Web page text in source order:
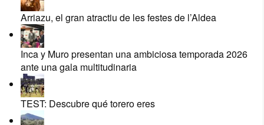
Arriazu, el gran atractiu de les festes de l’Aldea
Inca y Muro presentan una ambiciosa temporada 2026
ante una gala multitudinaria
TEST: Descubre qué torero eres